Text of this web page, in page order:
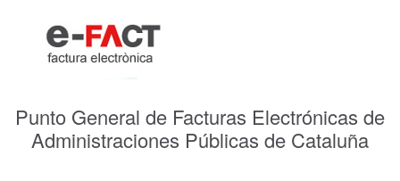
Punto General de Facturas Electrónicas de
Administraciones Públicas de Cataluña